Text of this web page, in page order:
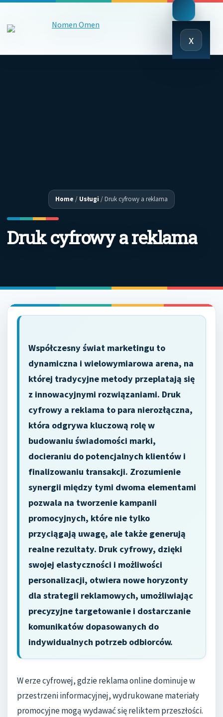
x
Close
Menu
Home / Usługi /Druk cyfrowy a reklama
Druk cyfrowy a reklama
Współczesny świat marketingu to
dynamiczna i wielowymiarowa arena, na
której tradycyjne metody przeplatają się
z innowacyjnymi rozwiązaniami. Druk
cyfrowy a reklama to para nierozłączna,
która odgrywa kluczową rolę w
budowaniu świadomości marki,
docieraniu do potencjalnych klientów i
finalizowaniu transakcji. Zrozumienie
synergii między tymi dwoma elementami
pozwala na tworzenie kampanii
promocyjnych, które nie tylko
przyciągają uwagę, ale także generują
realne rezultaty. Druk cyfrowy, dzięki
swojej elastyczności i możliwości
personalizacji, otwiera nowe horyzonty
dla strategii reklamowych, umożliwiając
precyzyjne targetowanie i dostarczanie
komunikatów dopasowanych do
indywidualnych potrzeb odbiorców.
W erze cyfrowej, gdzie reklama online dominuje w
przestrzeni informacyjnej, wydrukowane materiały
promocyjne mogą wydawać się reliktem przeszłości.